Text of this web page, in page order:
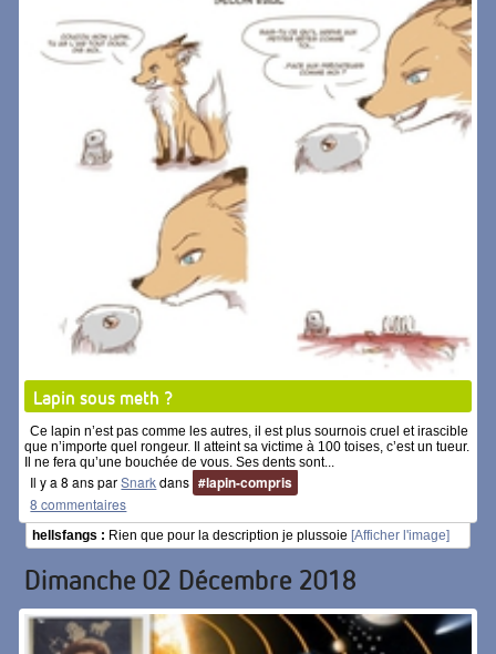
Lapin sous meth ?
Ce lapin n’est pas comme les autres, il est plus sournois cruel et irascible
que n’importe quel rongeur. Il atteint sa victime à 100 toises, c’est un tueur.
Il ne fera qu’une bouchée de vous. Ses dents sont...
Il y a 8 ans parSnarkdans #lapin-compris
8 commentaires
hellsfangs : Rien que pour la description je plussoie[Afficher l'image]
Dimanche 02 Décembre 2018